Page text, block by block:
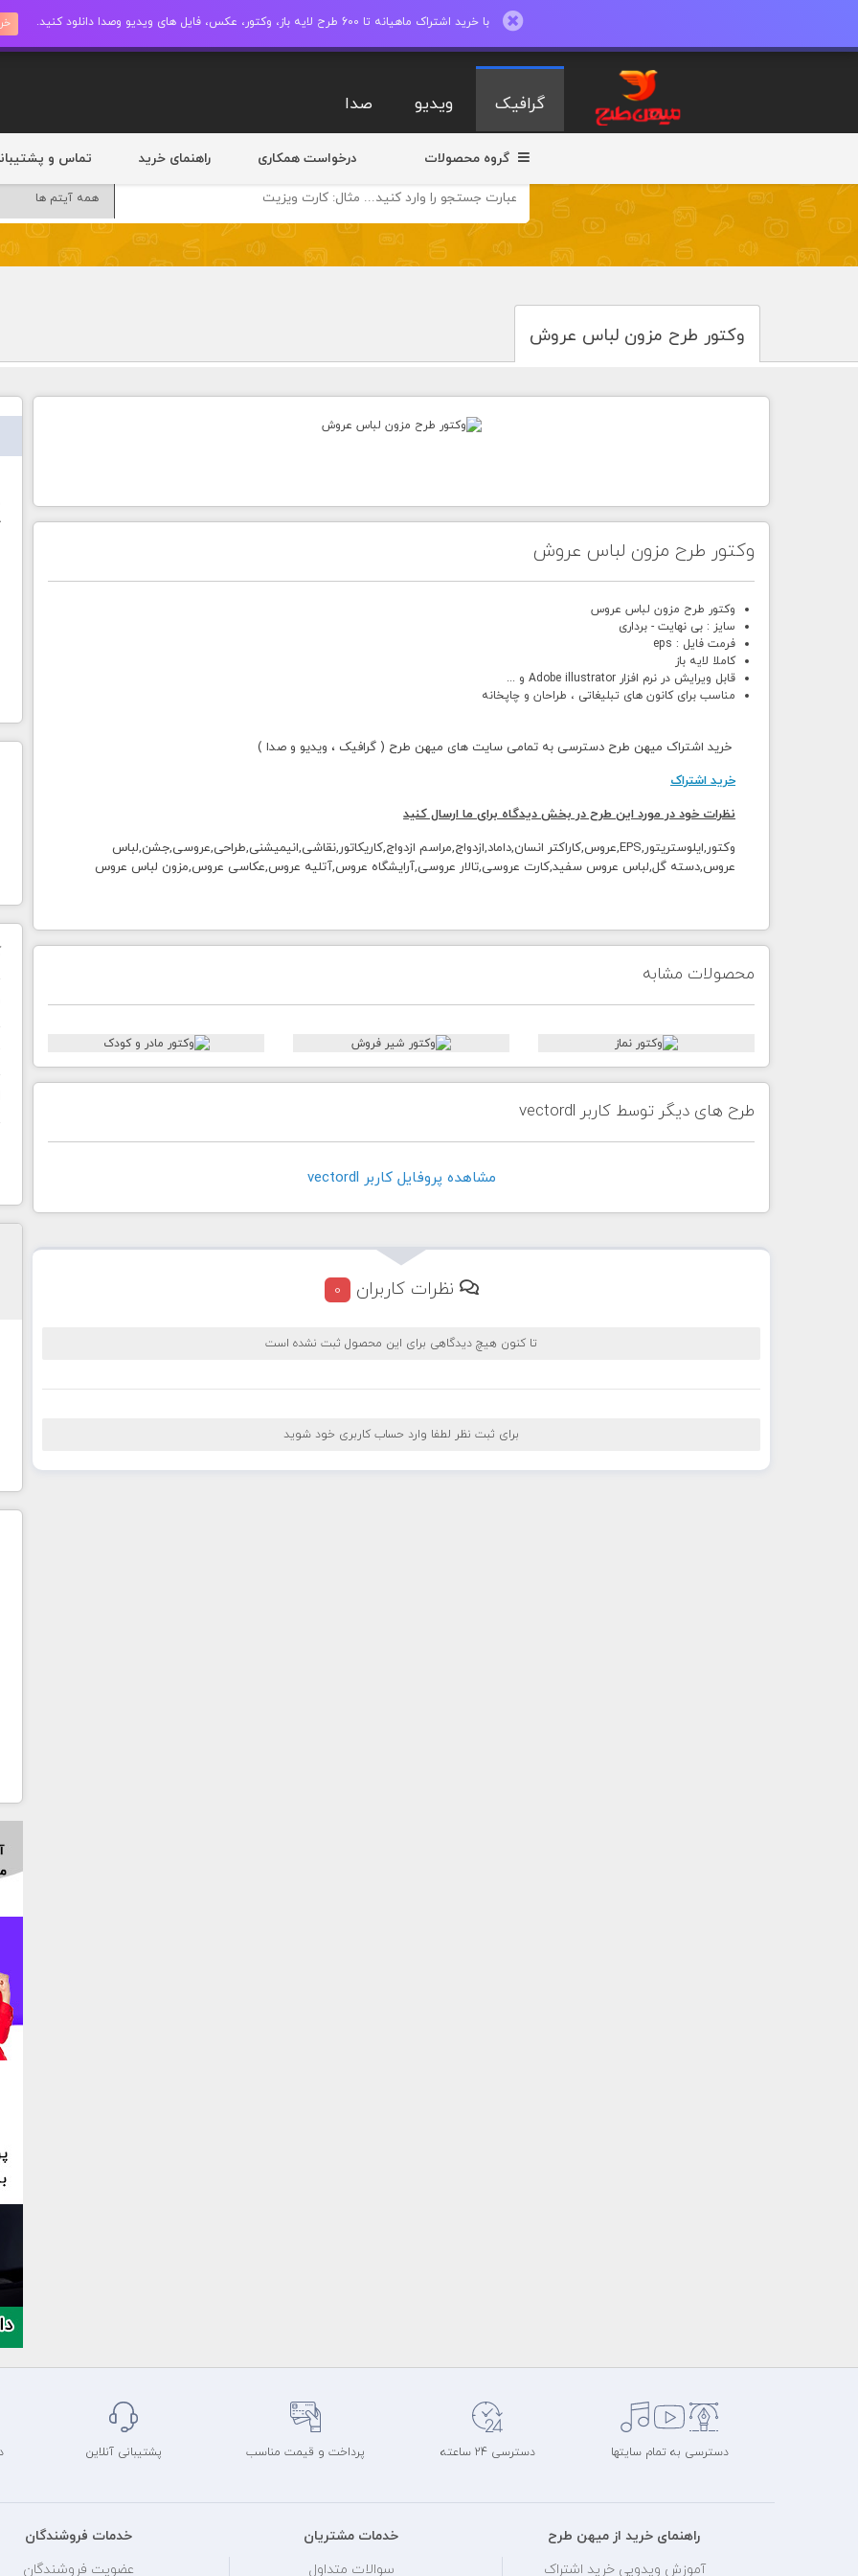
با خرید اشتراک ماهیانه تا 600 طرح لایه باز، وکتور، عکس، فایل های ویدیو وصدا دانلود کنید.
گرافیک ویدیو صدا
گروه محصولات درخواست همکاری راهنمای خرید تماس و
وکتور طرح مزون لباس عروش
وکتور طرح مزون لباس عروش
وکتور طرح مزون لباس عروس
سایز : بی نهایت - برداری
فرمت فایل : eps
کاملا لایه باز
قابل ویرایش در نرم افزار Adobe illustrator و ...
مناسب برای کانون های تبلیغاتی ، طراحان و چاپخانه
خرید اشتراک میهن طرح دسترسی به تمامی سایت های میهن طرح ( گرافیک ، ویدیو و صدا )
خرید اشتراک
نظرات خود در مورد این طرح در بخش دیدگاه برای ما ارسال کنید
وکتور,
ایلوستریتور,EPS,عروس,کاراکتر انسان,داماد,ازدواج,مراسم ازدواج,کاریکاتور,نقاشی,انیمیشنی,طراحی,عروسی,جشن,لباس
عروس,دسته گل,لباس عروس سفید,کارت عروسی,تالار عروسی,آرایشگاه عروس,آتلیه عروس,عکاسی عروس,مزون لباس عروس
محصولات مشابه
طرح های دیگر توسط کاربر vectordl
مشاهده پروفايل کاربر vectordl
نظرات کاربران 0
تا کنون هیچ دیدگاهی برای این محصول ثبت نشده است
برای ثبت نظر لطفا وارد حساب کاربری خود شوید
دسترسی به تمام سایتها دسترسی 24 ساعته پرداخت و قیمت مناسب پشتیبانی آنلاین
راهنمای خرید از میهن طرح
آموزش ویدویی خرید اشتراک
خدمات مشتریان
سوالات متداول
خدمات فروشندگان
عضویت فروشندگان